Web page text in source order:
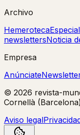
Archivo
Hemeroteca
newslettersNoticia
Empresa
Anúnciate
© 2026 revista-
Cornellà
Aviso legal